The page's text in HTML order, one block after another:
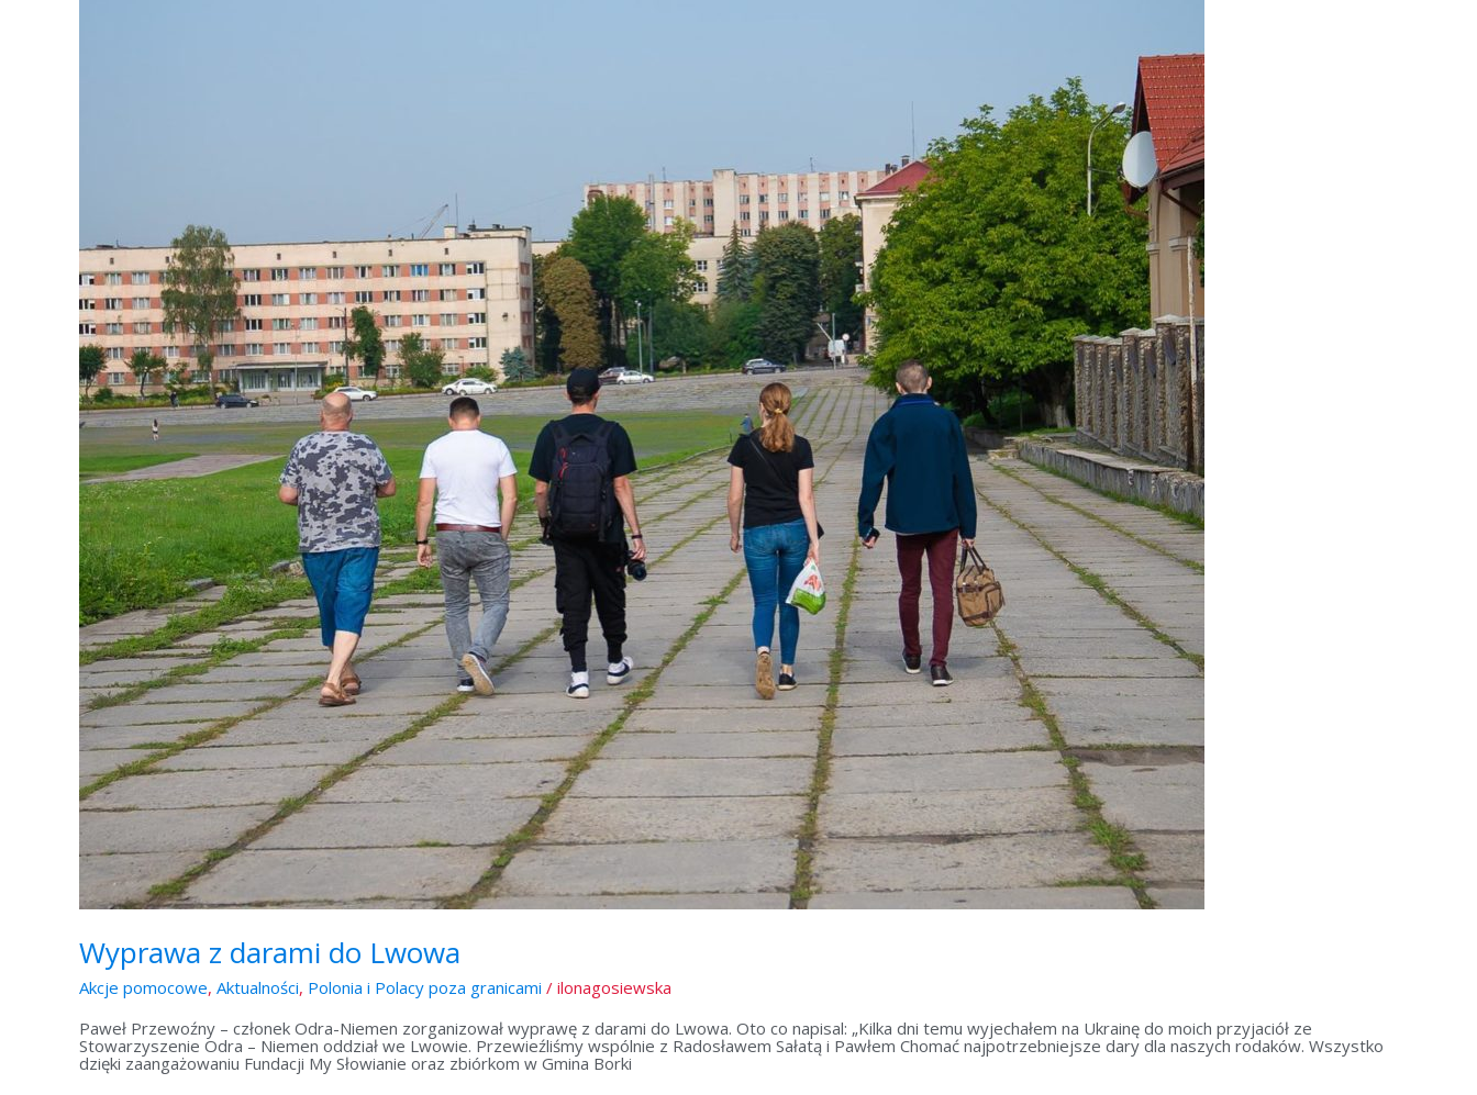
Wyprawa z darami do Lwowa
Akcje pomocowe, Aktualności, Polonia i Polacy poza granicami / ilonagosiewska
Paweł Przewoźny – członek Odra-Niemen zorganizował wyprawę z darami do Lwowa. Oto co napisal: „Kilka dni temu wyjechałem na Ukrainę do moich przyjaciół ze
Stowarzyszenie Odra – Niemen oddział we Lwowie. Przewieźliśmy wspólnie z Radosławem Sałatą i Pawłem Chomać najpotrzebniejsze dary dla naszych rodaków. Wszystko
dzięki zaangażowaniu Fundacji My Słowianie oraz zbiórkom w Gmina Borki